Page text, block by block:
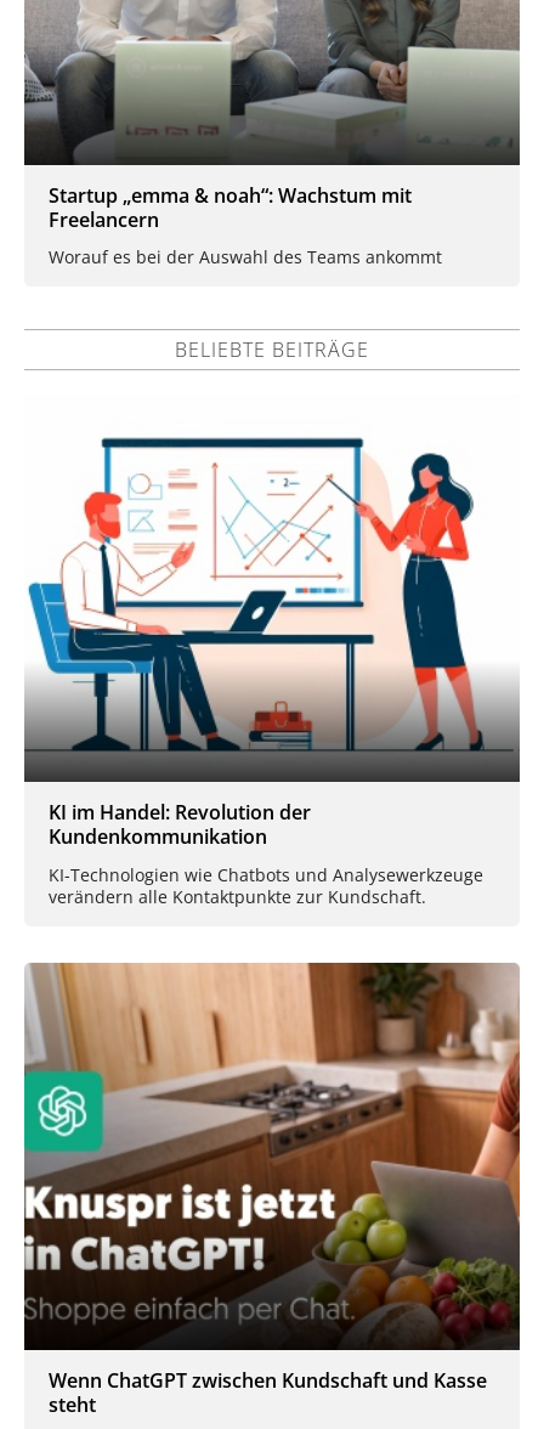
Startup „emma & noah“: Wachstum mit
Freelancern
Worauf es bei der Auswahl des Teams ankommt
BELIEBTE BEITRÄGE
KI im Handel: Revolution der
Kundenkommunikation
KI-Technologien wie Chatbots und Analysewerkzeuge
verändern alle Kontaktpunkte zur Kundschaft.
Wenn ChatGPT zwischen Kundschaft und Kasse
steht